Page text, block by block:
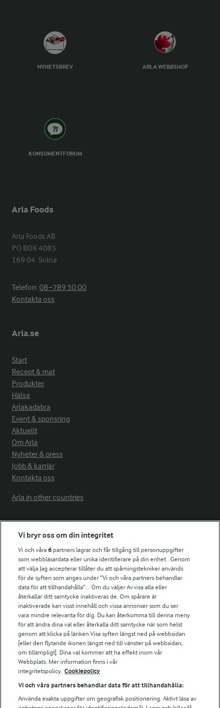
NYHETSBREV ARLA WEBBSHOP
KONSUMENTFORUM
Arla Foods
Arla Foods AB
PO BOX 4083
169 04  Solna
Telefon:08−789 50 00
Kontakta oss
Arla.se
Start
Recept & mat
Produkter
Hälsa
Arlakadabra
Event & sponsring
Aktuellt
Om Arla
Nyheter & press
Jobb & karriär
Kontakta oss
Arla in other countries
Fler Arlasajter
För ägare
Arlas kundportal
Arla.com
Falbygdens Ost
Arla webbshop
Bildbank
Följ oss
Vi bryr oss om din integritet
Vi och våra6 partners lagrar och får tillgång till personuppgifter
som webbläsardata eller unika identifierare på din enhet . Genom
att välja Jag accepterar tillåter du att spårningstekniker används
för de syften som anges under ”Vi och våra partners behandlar
data för att tillhandahålla”. . Om du väljer Avvisa alla eller
återkallar ditt samtycke inaktiveras de. Om spårare är
inaktiverade kan visst innehåll och vissa annonser som du ser
vara mindre relevanta för dig. Du kan återkomma till denna meny
för att ändra dina val eller återkalla ditt samtycke när som helst
genom att klicka på länken Visa syften längst ned på webbsidan
[eller den flytande ikonen längst ned till vänster på webbsidan,
om tillämpligt]. Dina val kommer att ha effekt inom vår
Webbplats. Mer information finns i vår
integritetspolicy. Cookiepolicy
Vi och våra partners behandlar data för att tillhandahålla:
Använda exakta uppgifter om geografisk positionering. Aktivt läsa av